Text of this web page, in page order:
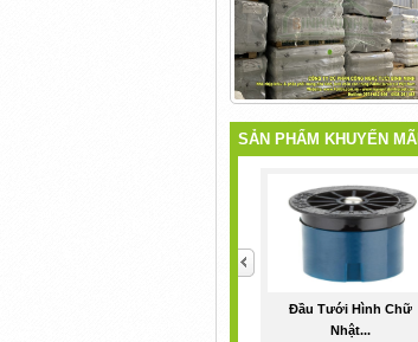
SẢN PHẨM KHUYẾN MÃI
Đầu Tưới Hình Chữ
Nhật...